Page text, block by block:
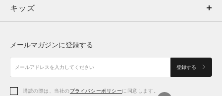
キッズ
アクセサリー
ボトムス
アクセサリー
トップス
シューズ
アクセサリー
キッズ
シューズ
メールマガジンに登録する
登録する
購読の際は、当社のプライバシーポリシーに同意します。